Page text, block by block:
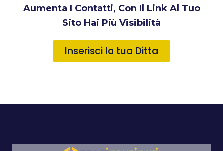
Aumenta I Contatti, Con Il Link Al Tuo
Sito Hai Più Visibilità
Inserisci la tua Ditta